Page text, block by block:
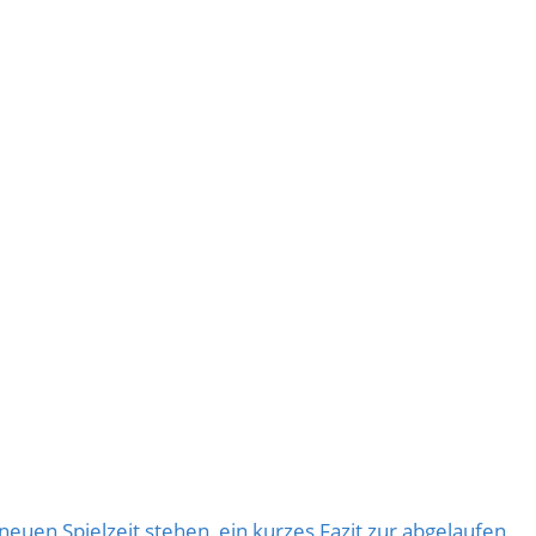
Spielzeit stehen, ein kurzes Fazit zur abgelaufen